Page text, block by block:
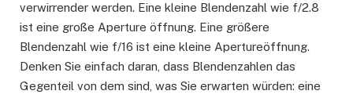
verwirrender werden. Eine kleine Blendenzahl wie f/2.8
ist eine große Aperture öffnung. Eine größere
Blendenzahl wie f/16 ist eine kleine Apertureöffnung.
Denken Sie einfach daran, dass Blendenzahlen das
Gegenteil von dem sind, was Sie erwarten würden: eine